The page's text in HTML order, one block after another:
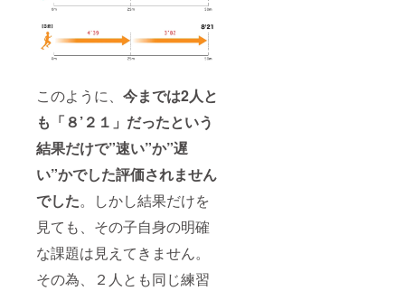
このように、 今までは2人と
も「８’２１」だったという
結果だけで”速い”か”遅
い”かでした評価されません
でした。しかし結果だけを
見ても、その子自身の明確
な課題は見えてきません。
その為、２人とも同じ練習